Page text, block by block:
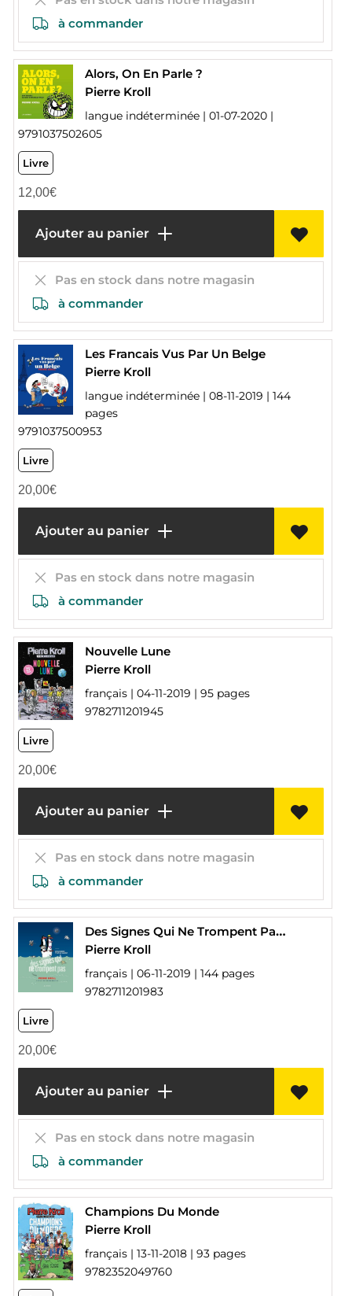
à commander
Alors, On En Parle ?
Pierre Kroll
langue indéterminée | 01-07-2020 |
9791037502605
Livre
12,00€
Ajouter au panier
Pas en stock dans notre magasin
à commander
Les Francais Vus Par Un Belge
Pierre Kroll
langue indéterminée | 08-11-2019 | 144
pages
9791037500953
Livre
20,00€
Ajouter au panier
Pas en stock dans notre magasin
à commander
Nouvelle Lune
Pierre Kroll
français | 04-11-2019 | 95 pages
9782711201945
Livre
20,00€
Ajouter au panier
Pas en stock dans notre magasin
à commander
Des Signes Qui Ne Trompent Pas ; 300 Dessins Pour Le Climat
Pierre Kroll
français | 06-11-2019 | 144 pages
9782711201983
Livre
20,00€
Ajouter au panier
Pas en stock dans notre magasin
à commander
Champions Du Monde
Pierre Kroll
français | 13-11-2018 | 93 pages
9782352049760